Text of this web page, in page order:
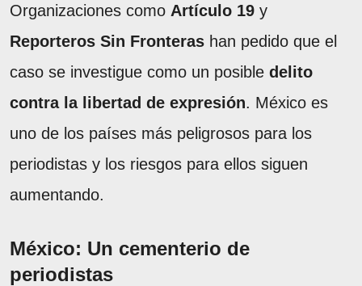
Organizaciones como Artículo 19 y
Reporteros Sin Fronteras han pedido que el
caso se investigue como un posible delito
contra la libertad de expresión. México es
uno de los países más peligrosos para los
periodistas y los riesgos para ellos siguen
aumentando.
México: Un cementerio de
periodistas